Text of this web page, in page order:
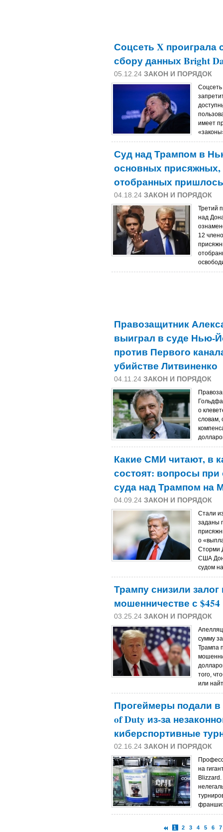
Соцсеть X проиграла
сбору данных Bright
05.12.24 ЗАКОН И ПОРЯДОК
имеет
Суд над Трампом в
основных присяжных,
отобранных
04.18.24 ЗАКОН И ПОРЯДОК
Третий
над
12
Правозащитник
выиграл в суде Нью-
против Первого
убийстве Литвиненко
04.11.24 ЗАКОН И ПОРЯДОК
о
словам,
Какие СМИ читают, в
состоят: вопросы
суда над Трампом на
04.09.24 ЗАКОН И ПОРЯДОК
Стали
заданы
о
Сторми
США
судом
Трампу снизили
мошенничестве с
03.25.24 ЗАКОН И ПОРЯДОК
сумму
Трампа
того,
или
Прогеймеры подали в
of Duty из-за
киберспортивные
02.16.24 ЗАКОН И ПОРЯДОК
на
1 2 3 4 5 6 7